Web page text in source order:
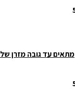
מתאים עד גובה מזרן של 30 ס"מ